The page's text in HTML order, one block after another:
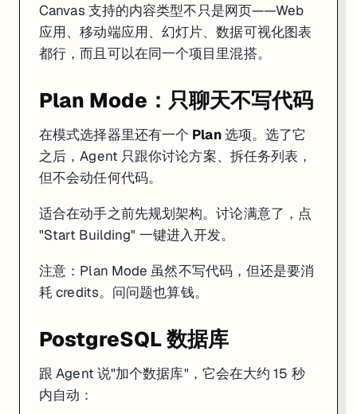
Canvas 支持的内容类型不只是网页——Web
应用、移动端应用、幻灯片、数据可视化图表
都行，而且可以在同一个项目里混搭。
Plan Mode：只聊天不写代码
在模式选择器里还有一个 Plan选项。选了它
之后，Agent 只跟你讨论方案、拆任务列表，
但不会动任何代码。
适合在动手之前先规划架构。讨论满意了，点
"Start Building" 一键进入开发。
注意：Plan Mode 虽然不写代码，但还是要消
耗 credits。问问题也算钱。
PostgreSQL 数据库
跟 Agent 说"加个数据库"，它会在大约 15 秒
内自动：